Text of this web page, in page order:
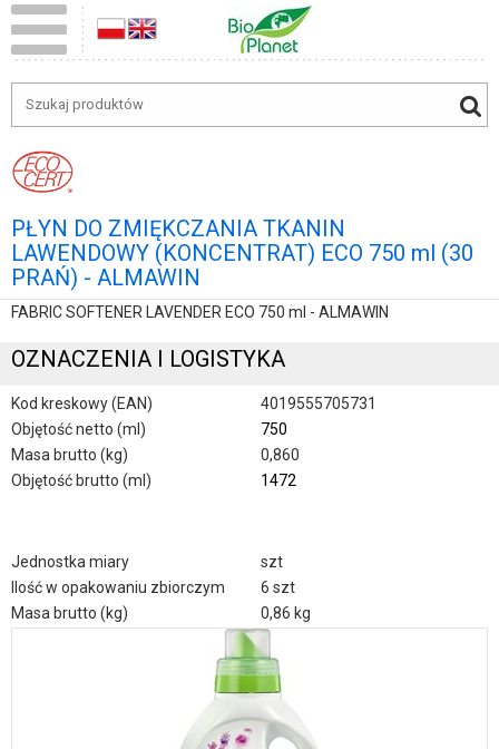
PŁYN DO ZMIĘKCZANIA TKANIN
LAWENDOWY (KONCENTRAT) ECO 750 ml (30
PRAŃ) - ALMAWIN
FABRIC SOFTENER LAVENDER ECO 750 ml - ALMAWIN
OZNACZENIA I LOGISTYKA
Kod kreskowy (EAN)
4019555705731
Objętość netto (ml)
750
Masa brutto (kg)
0,860
Objętość brutto (ml)
1472
Jednostka miary
szt
Ilość w opakowaniu zbiorczym
6 szt
Masa brutto (kg)
0,86 kg